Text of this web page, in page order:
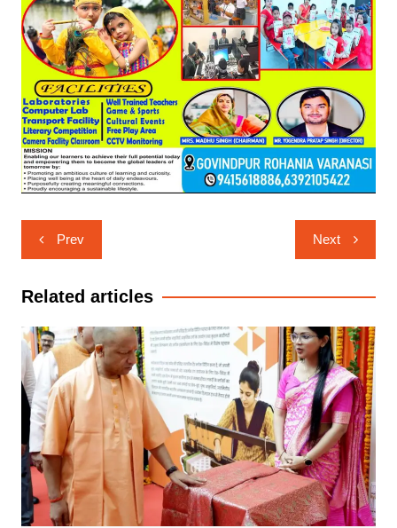
Post
navigation
Prev Next
Related articles